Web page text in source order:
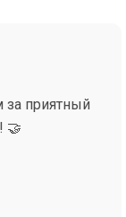
приятный
🤝